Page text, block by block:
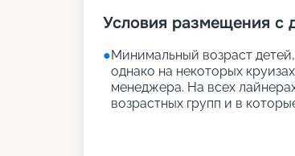
Условия размещения с
●Минимальный возраст
однако на некоторых
менеджера. На всех
возрастных групп и в